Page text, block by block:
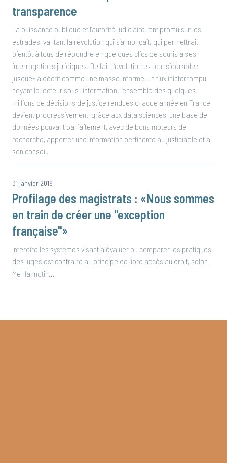
transparence
La puissance publique et l’autorité judiciaire l’ont promu sur les
estrades, vantant la révolution qui s’annonçait, qui permettrait
bientôt à tous de répondre en quelques clics de souris à ses
interrogations juridiques. De fait, l’évolution est considérable :
jusque-là décrit comme une masse informe, un flux ininterrompu
noyant le lecteur sous l’information, l’ensemble des quelques
millions de décisions de justice rendues chaque année en France
devient progressivement, grâce aux data sciences, une base de
données pouvant parfaitement, avec de bons moteurs de
recherche, apporter une information pertinente au justiciable et à
son conseil.
31 janvier 2019
Profilage des magistrats : «Nous sommes
en train de créer une "exception
française"»
Interdire les systèmes visant à évaluer ou comparer les pratiques
des juges est contraire au principe de libre accès au droit, selon
Me Hannotin...